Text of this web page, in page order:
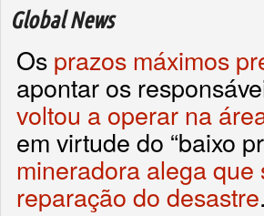
Global News
Os prazos máximos
apontar os
voltou a operar na
em virtude do “baixo
mineradora alega
reparação do desastre.